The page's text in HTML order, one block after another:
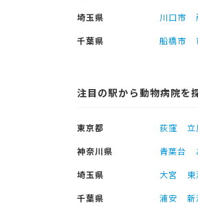
埼玉県
川口市
千葉県
船橋市
注目の駅から動物病院を
東京都 荻窪 立
神奈川県
青葉台
埼玉県
大宮
千葉県
浦安 新